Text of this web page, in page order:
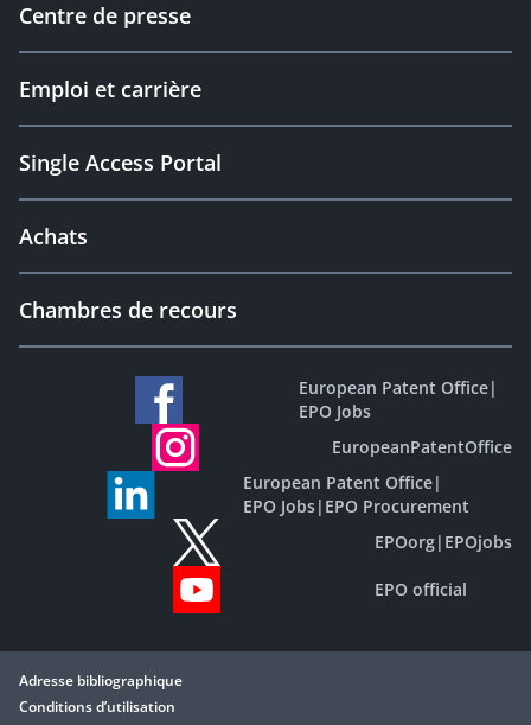
Centre de presse
Emploi et carrière
Single Access Portal
Achats
Chambres de recours
European Patent Office|
EPO Jobs
EuropeanPatentOffice
European Patent Office|
EPO Jobs| EPO Procurement
EPOorg| EPOjobs
EPO official
Adresse bibliographique
Conditions d’utilisation